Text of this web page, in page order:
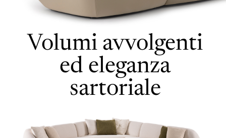
Volumi avvolgenti
ed eleganza
sartoriale